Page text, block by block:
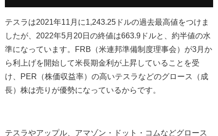
テスラは2021 年11 月に1,243.25 ドルの過去最高値をつけま
したが、 2022年5 月 20日の終値は663.9 ドルと、約半値の水
準になっています。
FRB （米連邦準備制度理事会）が3 月か
ら利上げを開始して米長期金利が上昇していることを受
け、
PER （株価収益率）の高いテスラなどのグロース（成
長）株は売りが優勢になっているからです。
テスラやアップル、アマゾン・ドット・コムなどグロース